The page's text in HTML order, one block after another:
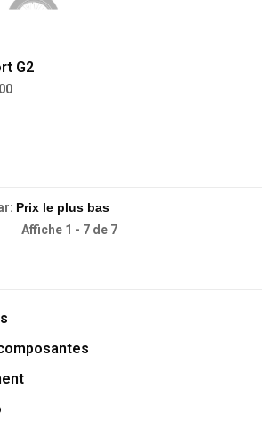
G2
Affiche 1 - 7 de 7